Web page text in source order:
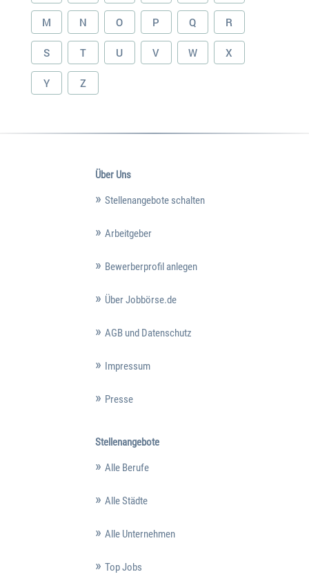
M N O P Q R
S T U V W X
Y Z
Über Uns
Stellenangebote schalten
Arbeitgeber
Bewerberprofil anlegen
Über Jobbörse.de
AGB und Datenschutz
Impressum
Presse
Stellenangebote
Alle Berufe
Alle Städte
Alle Unternehmen
Top Jobs